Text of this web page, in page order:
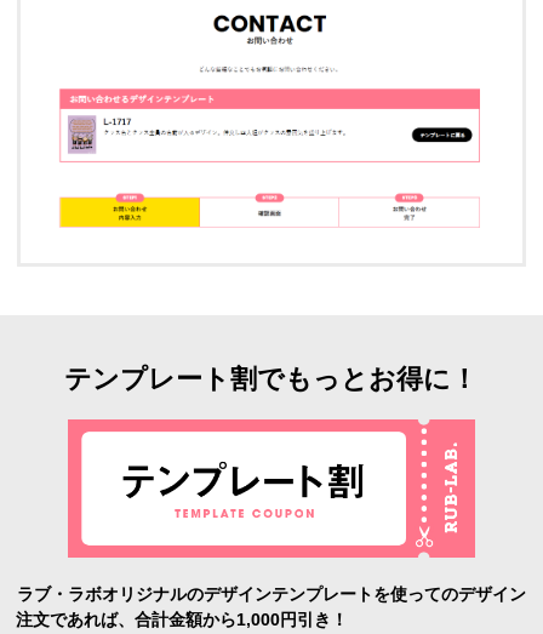
テンプレート割でもっとお得に！
ラブ・ラボオリジナルのデザインテンプレートを使ってのデザイン
注文であれば、合計金額から1,000円引き！